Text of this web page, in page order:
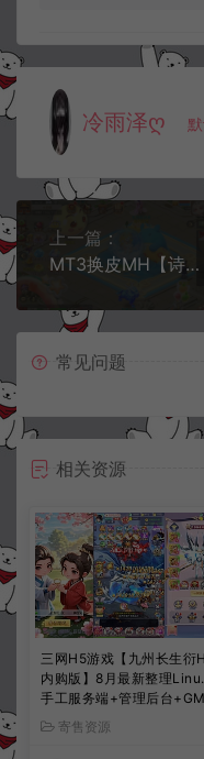
冷雨泽ღ
上一篇：
MT3换皮MH【诗情画意】5月最新整理Linux手工服务端+源码+管理后台+安卓苹果双端+详细搭建教程+视频教程
常见问题
相关资源
三网H5游戏【九州长生衍
内购版】8月最新整理
手工服务端+管理后台+GM
授权后台+简易安卓客户端
+详细搭建教程+视频教程
寄售资源